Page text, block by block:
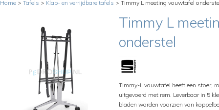
Home > Tafels > Klap- en verrijdbare tafels > Timmy L meeting vouwtafel
Timmy L
onderstel
Timmy-L vouwtafel heeft een stoer,
uitgevoerd met rem. Leverbaar in 5
bladen worden voorzien van